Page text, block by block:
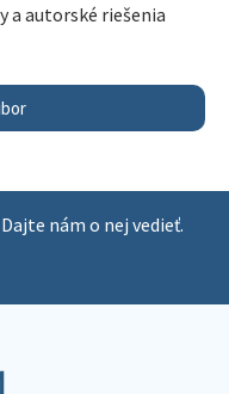
a autorské riešenia
nám o nej vedieť.